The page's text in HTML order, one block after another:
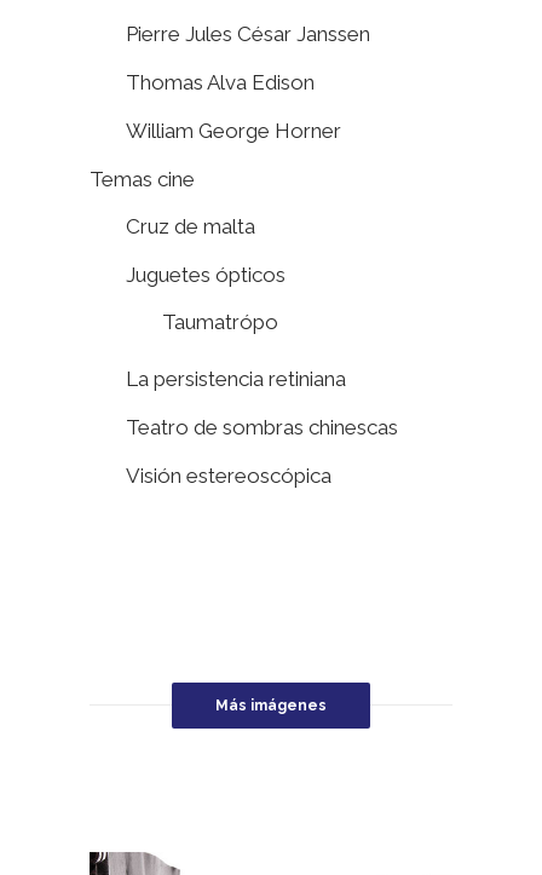
Pierre Jules César Janssen
Thomas Alva Edison
William George Horner
Temas cine
Cruz de malta
Juguetes ópticos
Taumatrópo
La persistencia retiniana
Teatro de sombras chinescas
Visión estereoscópica
Más imágenes